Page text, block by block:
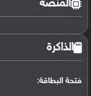
المنصة
الذاكرة
فتحة البطاقة: